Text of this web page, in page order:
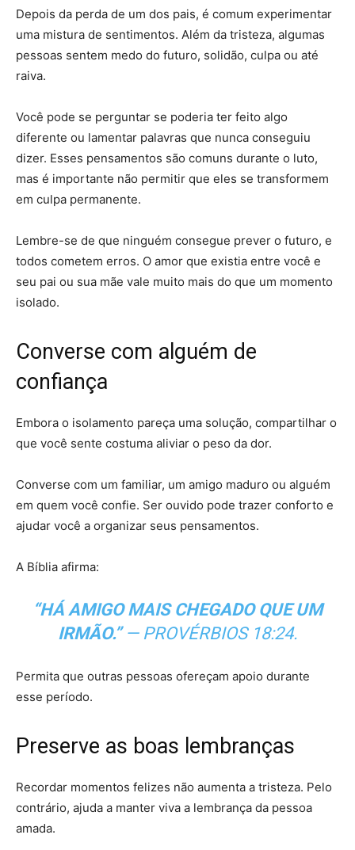
Depois da perda de um dos pais, é comum experimentar
uma mistura de sentimentos. Além da tristeza, algumas
pessoas sentem medo do futuro, solidão, culpa ou até
raiva.
Você pode se perguntar se poderia ter feito algo
diferente ou lamentar palavras que nunca conseguiu
dizer. Esses pensamentos são comuns durante o luto,
mas é importante não permitir que eles se transformem
em culpa permanente.
Lembre-se de que ninguém consegue prever o futuro, e
todos cometem erros. O amor que existia entre você e
seu pai ou sua mãe vale muito mais do que um momento
isolado.
Converse com alguém de
confiança
Embora o isolamento pareça uma solução, compartilhar o
que você sente costuma aliviar o peso da dor.
Converse com um familiar, um amigo maduro ou alguém
em quem você confie. Ser ouvido pode trazer conforto e
ajudar você a organizar seus pensamentos.
A Bíblia afirma:
“HÁ AMIGO MAIS CHEGADO QUE UM
IRMÃO.”— PROVÉRBIOS 18:24.
Permita que outras pessoas ofereçam apoio durante
esse período.
Preserve as boas lembranças
Recordar momentos felizes não aumenta a tristeza. Pelo
contrário, ajuda a manter viva a lembrança da pessoa
amada.